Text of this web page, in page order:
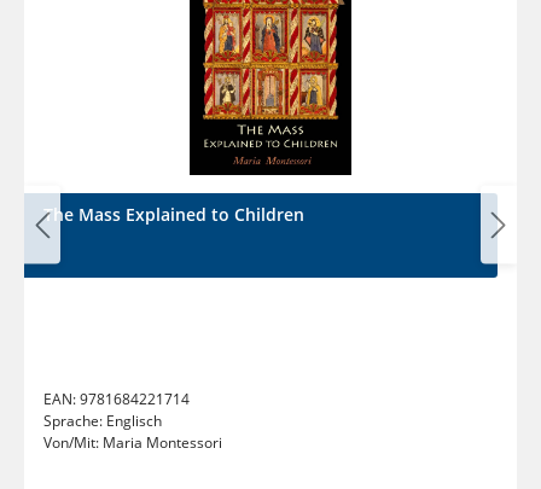
The Mass Explained to Children
EAN:9781684221714
Sprache: Englisch
Von/Mit: Maria Montessori